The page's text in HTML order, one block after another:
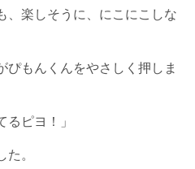
、楽しそうに、にこにこしな
もんくんをやさしく押しま
るピヨ！」
。